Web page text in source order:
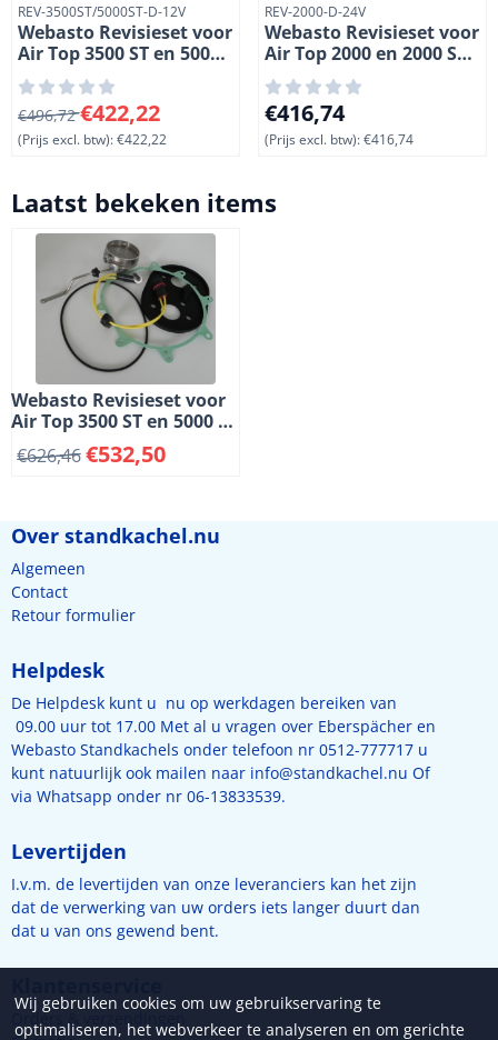
Artikelnummer
REV-3500ST/5000ST-D-12V
Webasto Revisieset voor
Air Top 3500 ST en 5000
ST kachels. 12 Volt.
Diesel.
Van 496,72 voor 422,22, exclusief btw: 422,22
€496,72€422,22
(Prijs excl. btw):€422,22
Artikelnummer
REV-2000-D-24V
Webasto Revisieset voor
Air Top 2000 en 2000 S
kachels. 24 Volt. Diesel.
Prijs: 416,74, exclusief btw:
€416,74
(Prijs excl. btw):€416,74
Laatst bekeken items
Webasto Revisieset voor
Air Top 3500 ST en 5000 ST
kachels. 12 Volt. Benzine.
€626,46€532,50
Over standkachel.nu
Algemeen
Contact
Retour formulier
Helpdesk
De Helpdesk kunt u nu op werkdagen bereiken van
09.00 uur tot 17.00 Met al u vragen over Eberspächer en
Webasto Standkachels onder telefoon nr 0512-777717 u
kunt natuurlijk ook mailen naar info@standkachel.nu Of
via Whatsapp onder nr 06-13833539.
Levertijden
I.v.m. de levertijden van onze leveranciers kan het zijn
dat de verwerking van uw orders iets langer duurt dan
dat u van ons gewend bent.
Orders & verzendingen
Wij gebruiken cookies om uw gebruikservaring te
optimaliseren, het webverkeer te analyseren en om gerichte